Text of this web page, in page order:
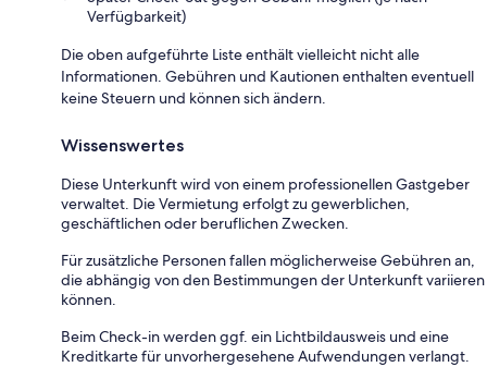
Verfügbarkeit)
Die oben aufgeführte Liste enthält vielleicht nicht alle
Informationen. Gebühren und Kautionen enthalten eventuell
keine Steuern und können sich ändern.
Wissenswertes
Diese Unterkunft wird von einem professionellen Gastgeber
verwaltet. Die Vermietung erfolgt zu gewerblichen,
geschäftlichen oder beruflichen Zwecken.
Für zusätzliche Personen fallen möglicherweise Gebühren an,
die abhängig von den Bestimmungen der Unterkunft variieren
können.
Beim Check-in werden ggf. ein Lichtbildausweis und eine
Kreditkarte für unvorhergesehene Aufwendungen verlangt.